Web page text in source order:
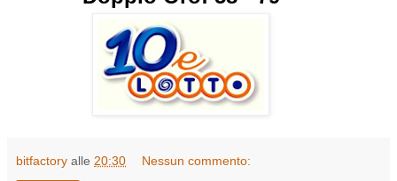
bitfactory alle 20:30 Nessun commento: